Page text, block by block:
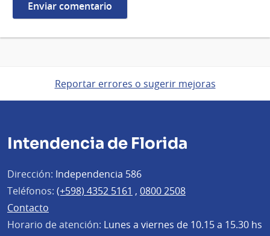
Reportar errores o sugerir mejoras
Intendencia de Florida
Dirección: Independencia 586
Teléfonos: (+598) 4352 5161 , 0800 2508
Contacto
Horario de atención: Lunes a viernes de 10.15 a 15.30 hs